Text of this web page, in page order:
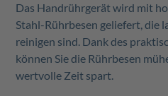
Das Handrührgerät wird mit
Stahl-Rührbesen geliefert, die
reinigen sind. Dank des
können Sie die Rührbesen
wertvolle Zeit spart.